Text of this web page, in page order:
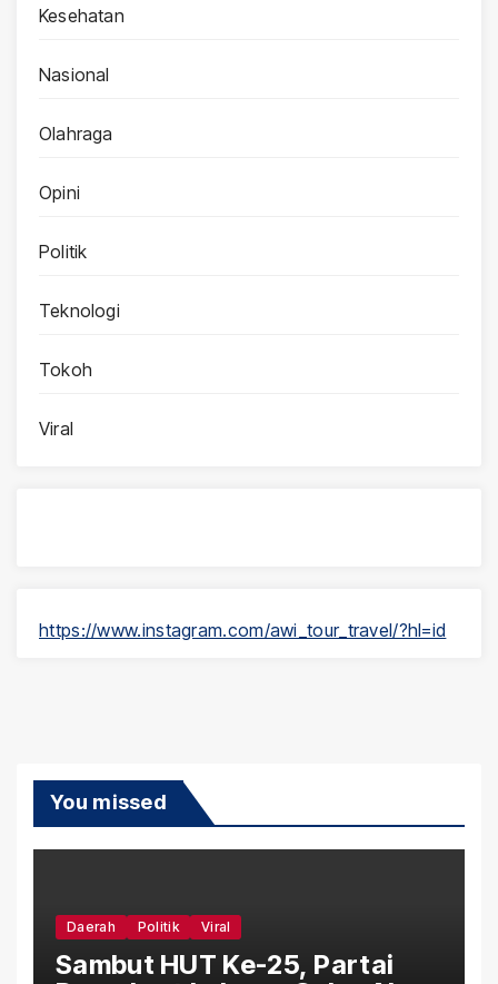
Kesehatan
Nasional
Olahraga
Opini
Politik
Teknologi
Tokoh
Viral
https://www.instagram.com/awi_tour_travel/?hl=id
You missed
Daerah Politik Viral
Sambut HUT Ke-25, Partai